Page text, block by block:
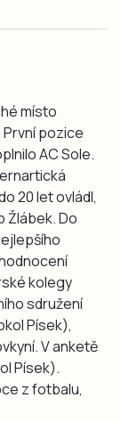
místo
pozice
AC Sole.
20 let ovládl,
Žlábek. Do
kolegy
sdružení
Písek),
V anketě
Písek).
z fotbalu,